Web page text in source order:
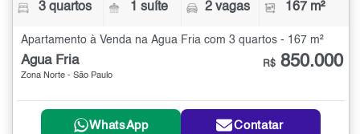
3 quartos 1 suíte 2 vagas 167 m²
Apartamento à Venda na Água Fria com 3 quartos - 167 m²
Água Fria
Zona Norte - São Paulo
R$ 850.000
WhatsApp Contatar